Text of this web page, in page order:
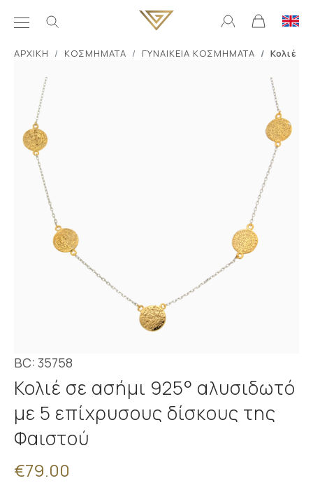
ΑΡΧΙΚΗ ΚΟΣΜΗΜΑΤΑ ΓΥΝΑΙΚΕΙΑ ΚΟΣΜΗΜΑΤΑ Κολιέ
BC: 35758
Κολιέ σε ασήμι 925° αλυσιδωτό
με 5 επίχρυσους δίσκους της
Φαιστού
€79.00